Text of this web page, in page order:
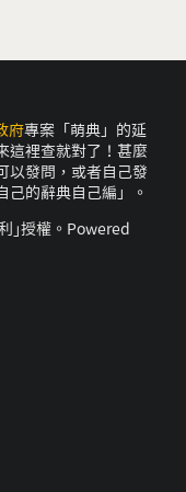
府專案「萌典」的延
這裡查就對了！甚麼
以發問，或者自己發
己的辭典自己編」。
｣授權。Powered